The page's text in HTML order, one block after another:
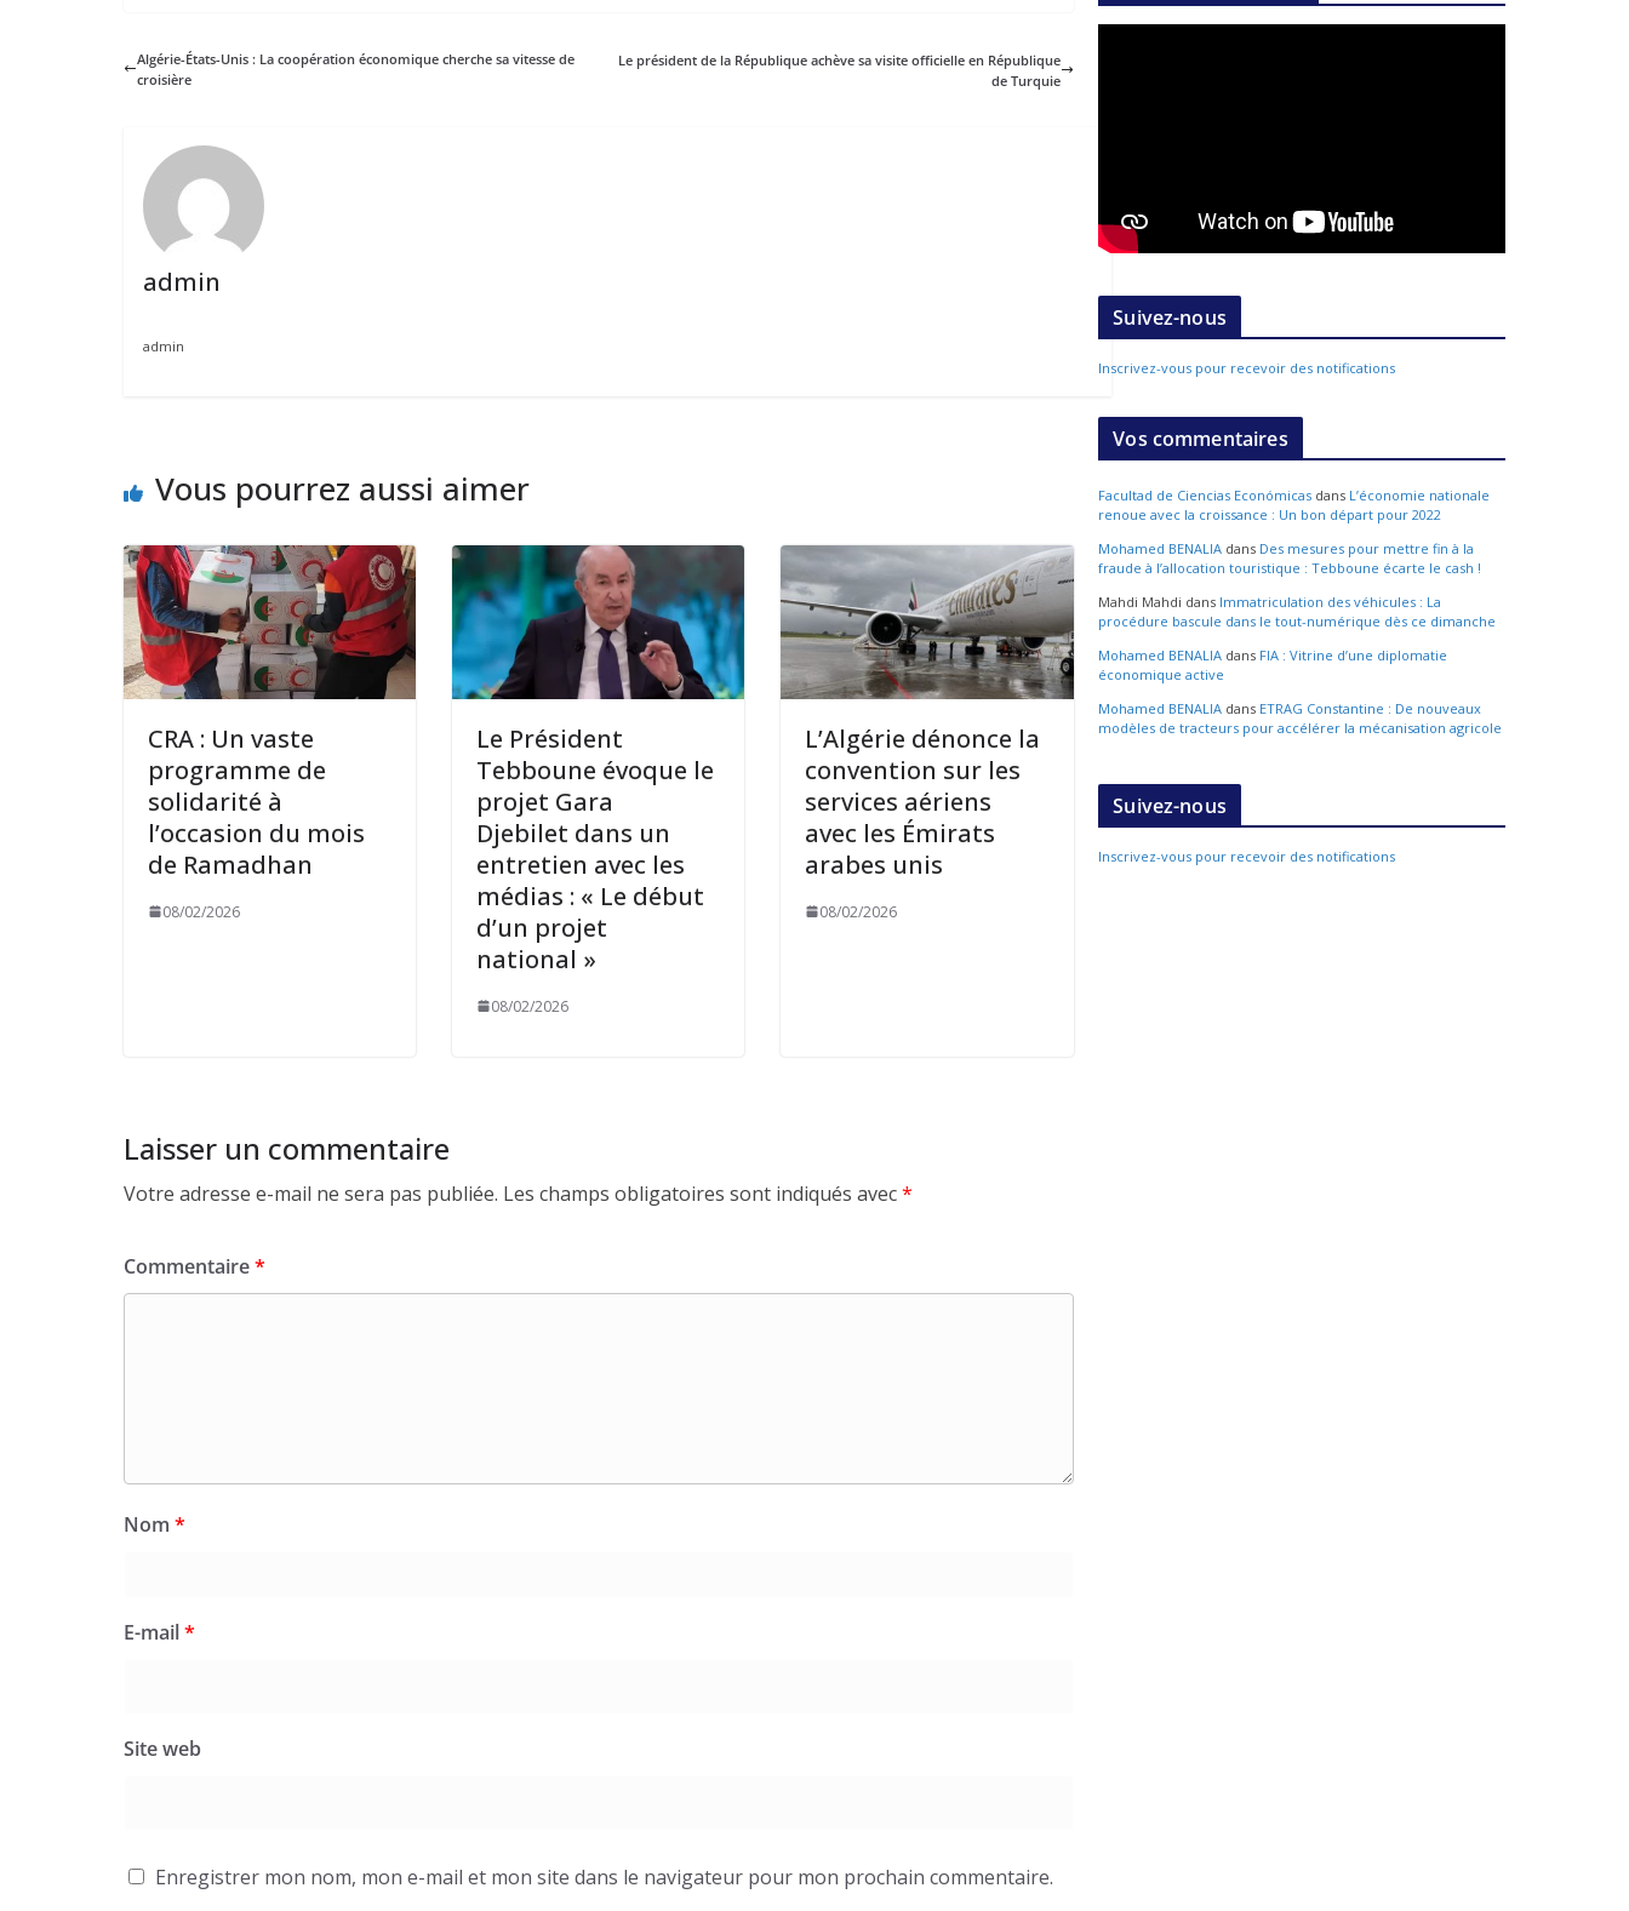
Algérie-États-Unis : La coopération économique cherche sa vitesse de
croisière
Le président de la République achève sa visite officielle en République
de Turquie
admin
admin
Vous pourrez aussi aimer
CRA : Un vaste
programme de
solidarité à
l’occasion du mois
de Ramadhan
08/02/2026
Le Président
Tebboune évoque le
projet Gara
Djebilet dans un
entretien avec les
médias : « Le début
d’un projet
national »
08/02/2026
L’Algérie dénonce la
convention sur les
services aériens
avec les Émirats
arabes unis
08/02/2026
Laisser un commentaire
Votre adresse e-mail ne sera pas publiée. Les champs obligatoires sont indiqués avec*
Commentaire*
Nom *
E-mail*
Site web
Enregistrer mon nom, mon e-mail et mon site dans le navigateur pour mon prochain commentaire.
Suivez-nous
Inscrivez-vous pour recevoir des notifications
Vos commentaires
Facultad de Ciencias Económicas dans L’économie nationale
renoue avec la croissance : Un bon départ pour 2022
Mohamed BENALIA dans Des mesures pour mettre fin à la
fraude à l’allocation touristique : Tebboune écarte le cash !
Mahdi Mahdi dans Immatriculation des véhicules : La
procédure bascule dans le tout-numérique dès ce dimanche
Mohamed BENALIA dans FIA : Vitrine d’une diplomatie
économique active
Mohamed BENALIA dans ETRAG Constantine : De nouveaux
modèles de tracteurs pour accélérer la mécanisation agricole
Suivez-nous
Inscrivez-vous pour recevoir des notifications